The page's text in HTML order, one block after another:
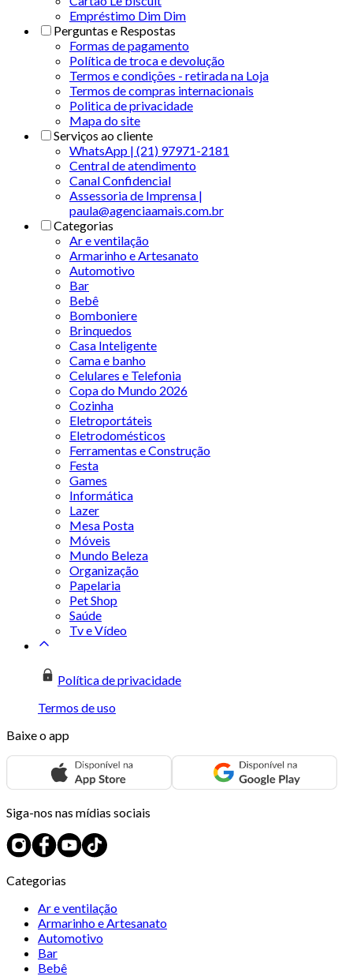
Empréstimo Dim Dim
Perguntas e Respostas
Formas de pagamento
Política de troca e devolução
Termos e condições - retirada na Loja
Termos de compras internacionais
Politica de privacidade
Mapa do site
Serviços ao cliente
WhatsApp | (21) 97971-2181
Central de atendimento
Canal Confidencial
Assessoria de Imprensa |
paula@agenciaamais.com.br
Categorias
Ar e ventilação
Armarinho e Artesanato
Automotivo
Bar
Bebê
Bomboniere
Brinquedos
Casa Inteligente
Cama e banho
Celulares e Telefonia
Copa do Mundo 2026
Cozinha
Eletroportáteis
Eletrodomésticos
Ferramentas e Construção
Festa
Games
Informática
Lazer
Mesa Posta
Móveis
Mundo Beleza
Organização
Papelaria
Pet Shop
Saúde
Tv e Vídeo
Política de privacidade
Termos de uso
Baixe o app
Siga-nos nas mídias sociais
Categorias
Ar e ventilação
Armarinho e Artesanato
Automotivo
Bar
Bebê